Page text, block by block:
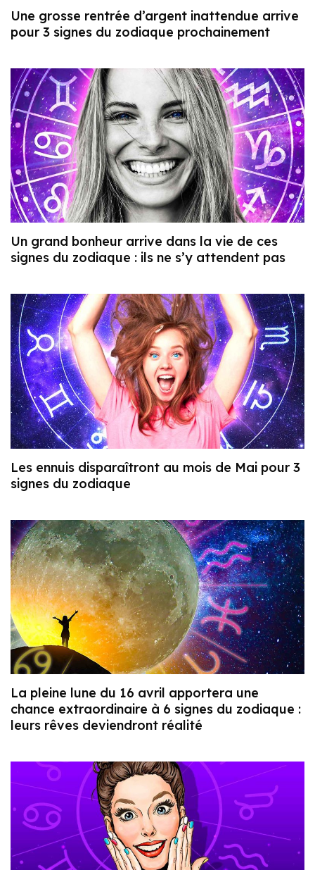
Une grosse rentrée d’argent inattendue arrive
pour 3 signes du zodiaque prochainement
Un grand bonheur arrive dans la vie de ces
signes du zodiaque : ils ne s’y attendent pas
Les ennuis disparaîtront au mois de Mai pour 3
signes du zodiaque
La pleine lune du 16 avril apportera une
chance extraordinaire à 6 signes du zodiaque :
leurs rêves deviendront réalité